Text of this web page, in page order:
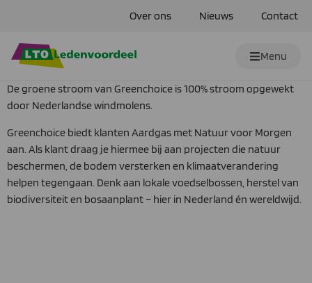
Over ons Nieuws Contact
Menu
De groene stroom van Greenchoice is 100% stroom opgewekt
door Nederlandse windmolens.
Greenchoice biedt klanten Aardgas met Natuur voor Morgen
aan. Als klant draag je hiermee bij aan projecten die natuur
beschermen, de bodem versterken en klimaatverandering
helpen tegengaan. Denk aan lokale voedselbossen, herstel van
biodiversiteit en bosaanplant – hier in Nederland én wereldwijd.